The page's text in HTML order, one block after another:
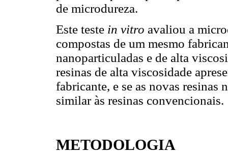
de microdureza.
Este teste in vitro avaliou a
compostas de um mesmo
nanoparticuladas e de alta
resinas de alta viscosidade
fabricante, e se as novas resinas
similar às resinas convencionais.
METODOLOGIA